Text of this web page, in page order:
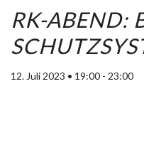
RK-ABEND:
12. Juli 2023 • 19:00 - 23:00